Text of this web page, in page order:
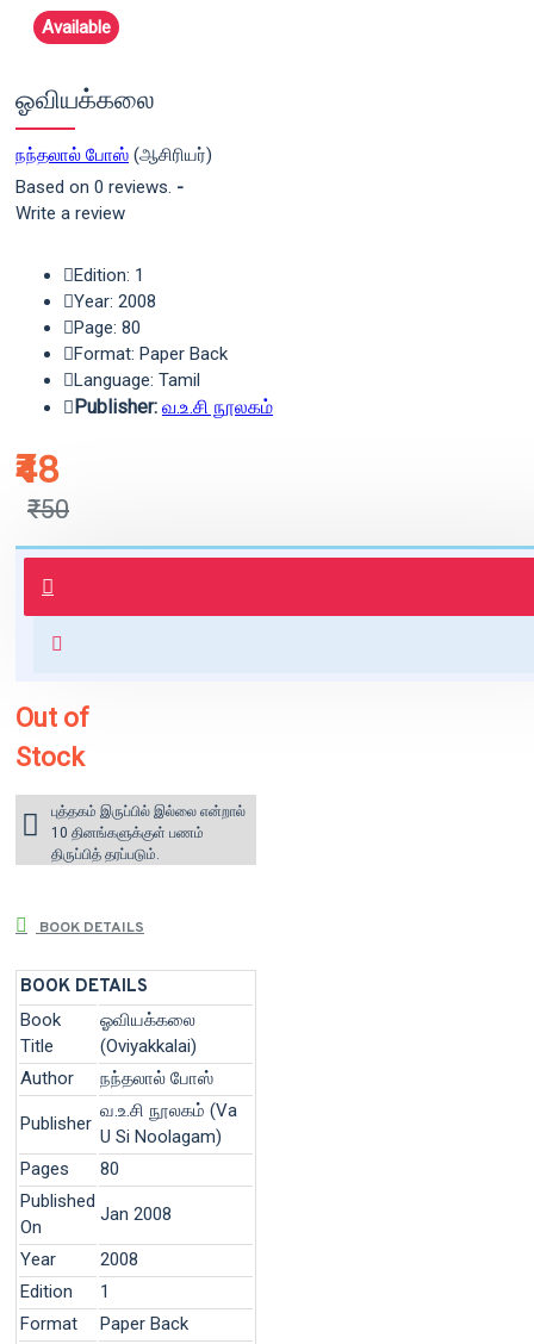
Available
ஓவியக்கலை
நந்தலால் போஸ் (ஆசிரியர்)
Based on 0 reviews. -
Write a review
₹48
₹50
Edition: 1
Year: 2008
Page: 80
Format: Paper Back
Language: Tamil
Publisher: வ.உ.சி நூலகம்
புத்தகம் 3 - 7 நாட்களில் அனுப்பி
வைக்கப்படும்.
for orders above ₹1000 within
Out of
Stock
புத்தகம் இருப்பில் இல்லை என்றால்
10 தினங்களுக்குள் பணம்
திருப்பித் தரப்படும்.
BOOK DETAILS
BOOK DETAILS
Book
Title
ஓவியக்கலை
(Oviyakkalai)
Author
நந்தலால் போஸ்
Publisher
வ.உ.சி நூலகம் (Va
U Si Noolagam)
Pages
80
Published
On
Jan 2008
Year
2008
Edition
1
Format
Paper Back